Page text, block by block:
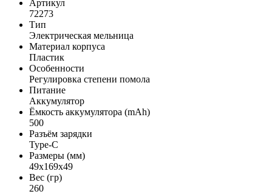
Артикул
72273
Тип
Электрическая мельница
Материал корпуса
Пластик
Особенности
Регулировка степени помола
Питание
Аккумулятор
Ёмкость аккумулятора (mAh)
500
Разъём зарядки
Type-C
Размеры (мм)
49x169x49
Вес (гр)
260